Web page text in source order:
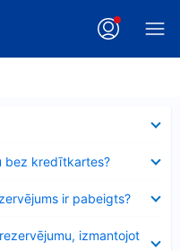
bez kredītkartes?
ir pabeigts?
izmantojot